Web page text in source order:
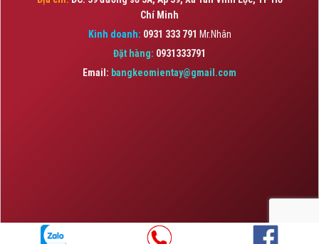
Chí Minh
Kinh doanh: 0931 333 791 Mr.Nhân
Đặt hàng: 0931333791
Email: bangkeomientay@gmail.com
Copyright 2026 © BĂNG KEO MIỀN TÂY